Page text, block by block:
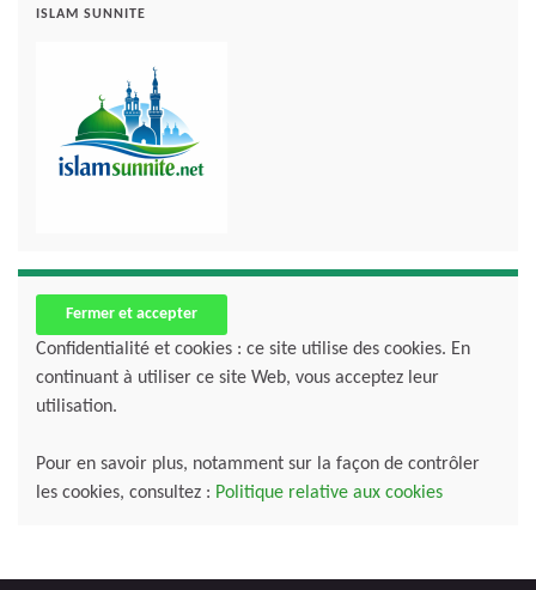
ISLAM SUNNITE
Confidentialité et cookies : ce site utilise des cookies. En
continuant à utiliser ce site Web, vous acceptez leur
utilisation.
Pour en savoir plus, notamment sur la façon de contrôler
les cookies, consultez : Politique relative aux cookies